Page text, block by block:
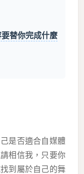
替你完成什麼
是否適合自媒體
相信我，只要你
到屬於自己的舞